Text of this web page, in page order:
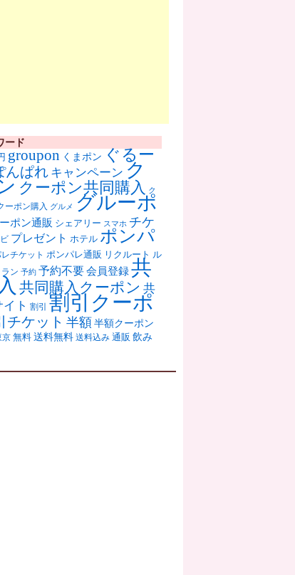
ード
groupon くまポン ぐるー
んぱれ キャンペーン ク
クーポン共同購入 ク
ーポン購入 グルメ グルーポ
ポン通販 シェアリー スマホ チケ
プレゼント ホテル ポンパ
チケット ポンパレ通販 リクルート ル
ン 予約 予約不要会員登録共
共同購入クーポン 共
ト 割引 割引クーポ
チケット 半額 半額クーポン
京 無料 送料無料 送料込み 通販 飲み